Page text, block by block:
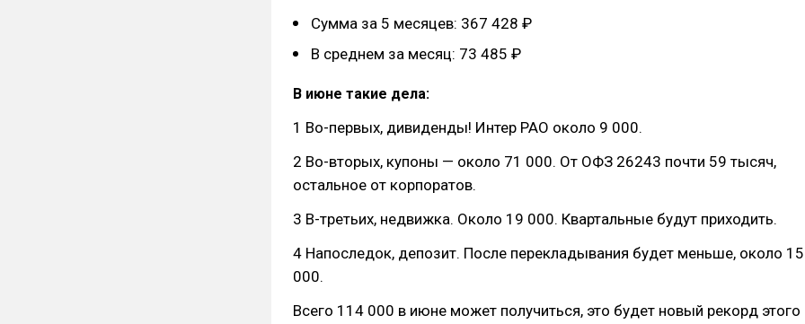
Сумма за 5 месяцев: 367 428 ₽
В среднем за месяц: 73 485 ₽
В июне такие дела:
1 Во-первых, дивиденды! Интер РАО около 9 000.
2 Во-вторых, купоны — около 71 000. От ОФЗ 26243 почти 59 тысяч,
остальное от корпоратов.
3 В-третьих, недвижка. Около 19 000. Квартальные будут приходить.
4 Напоследок, депозит. После перекладывания будет меньше, около 15
000.
Всего 114 000 в июне может получиться, это будет новый рекорд этого